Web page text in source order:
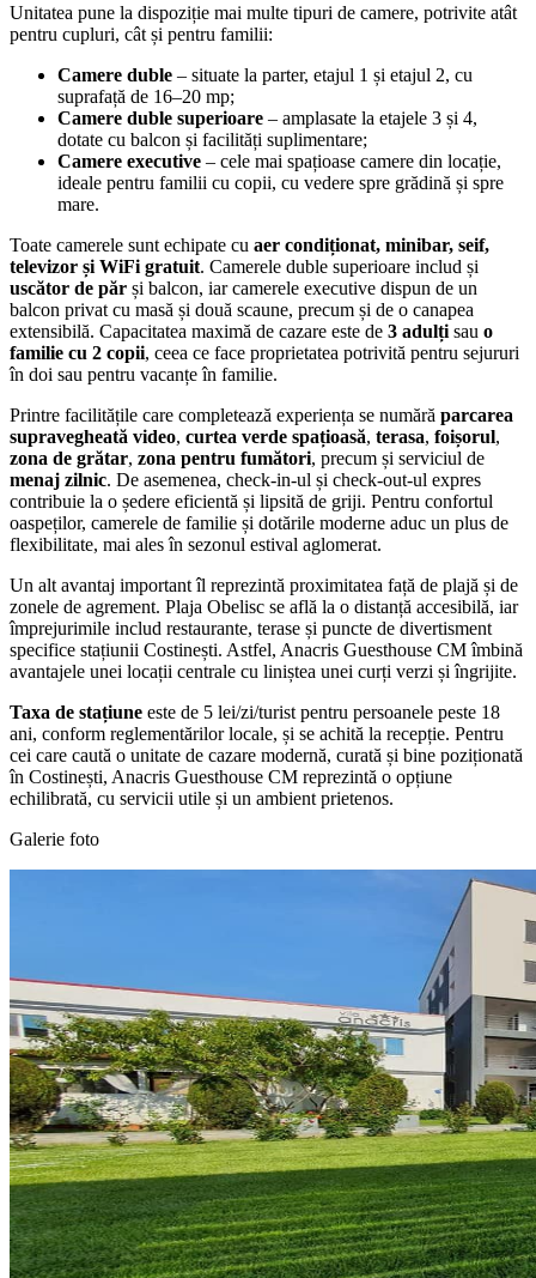
Unitatea pune la dispoziție mai multe tipuri de camere, potrivite atât
pentru cupluri, cât și pentru familii:
Camere duble – situate la parter, etajul 1 și etajul 2, cu
suprafață de 16–20 mp;
Camere duble superioare – amplasate la etajele 3 și 4,
dotate cu balcon și facilități suplimentare;
Camere executive – cele mai spațioase camere din locație,
ideale pentru familii cu copii, cu vedere spre grădină și spre
mare.
Toate camerele sunt echipate cu aer condiționat, minibar, seif,
televizor și WiFi gratuit. Camerele duble superioare includ și
uscător de păr și balcon, iar camerele executive dispun de un
balcon privat cu masă și două scaune, precum și de o canapea
extensibilă. Capacitatea maximă de cazare este de 3 adulți sau o
familie cu 2 copii, ceea ce face proprietatea potrivită pentru sejururi
în doi sau pentru vacanțe în familie.
Printre facilitățile care completează experiența se numără parcarea
supravegheată video, curtea verde spațioasă, terasa, foișorul,
zona de grătar, zona pentru fumători, precum și serviciul de
menaj zilnic. De asemenea, check-in-ul și check-out-ul expres
contribuie la o ședere eficientă și lipsită de griji. Pentru confortul
oaspeților, camerele de familie și dotările moderne aduc un plus de
flexibilitate, mai ales în sezonul estival aglomerat.
Un alt avantaj important îl reprezintă proximitatea față de plajă și de
zonele de agrement. Plaja Obelisc se află la o distanță accesibilă, iar
împrejurimile includ restaurante, terase și puncte de divertisment
specifice stațiunii Costinești. Astfel, Anacris Guesthouse CM îmbină
avantajele unei locații centrale cu liniștea unei curți verzi și îngrijite.
Taxa de stațiune este de 5 lei/zi/turist pentru persoanele peste 18
ani, conform reglementărilor locale, și se achită la recepție. Pentru
cei care caută o unitate de cazare modernă, curată și bine poziționată
în Costinești, Anacris Guesthouse CM reprezintă o opțiune
echilibrată, cu servicii utile și un ambient prietenos.
Galerie foto